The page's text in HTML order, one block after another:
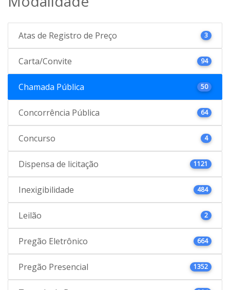
Atas de Registro de Preço 3
Carta/Convite 94
Chamada Pública 50
Concorrência Pública 64
Concurso 4
Dispensa de licitação 1121
Inexigibilidade 484
Leilão 2
Pregão Eletrônico 664
Pregão Presencial 1352